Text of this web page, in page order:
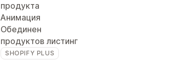
продукта
Анимация
Обединен
продуктов листинг
SHOPIFY PLUS